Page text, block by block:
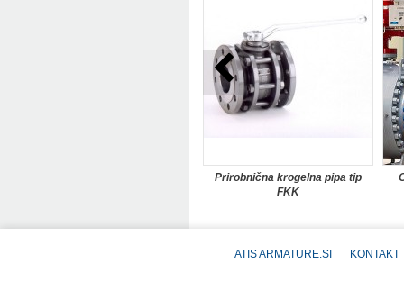
Prirobnična krogelna pipa tip
FKK
ATIS ARMATURE.SI KONTAKT